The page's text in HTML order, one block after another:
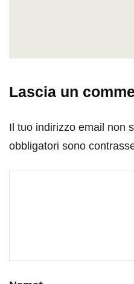
Lascia un
Il tuo indirizzo email non
obbligatori sono